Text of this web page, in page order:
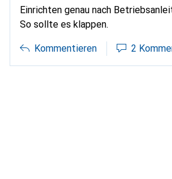
Einrichten genau nach
So sollte es klappen.
Kommentieren 2